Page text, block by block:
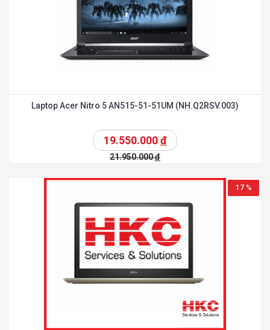
Laptop Acer Nitro 5 AN515-51-51UM (NH.Q2RSV.003)
19.550.000đ
21.950.000đ
17 %